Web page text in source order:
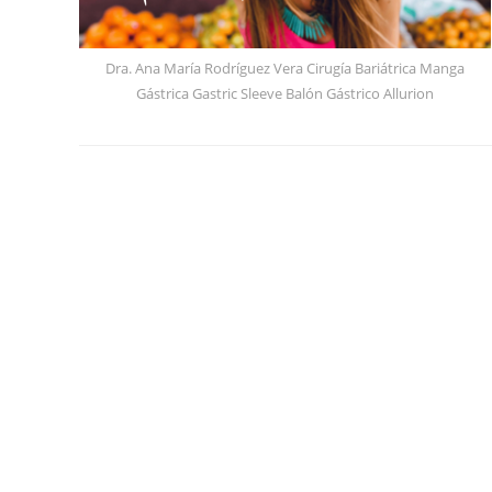
Dra. Ana María Rodríguez Vera Cirugía Bariátrica Manga
Gástrica Gastric Sleeve Balón Gástrico Allurion